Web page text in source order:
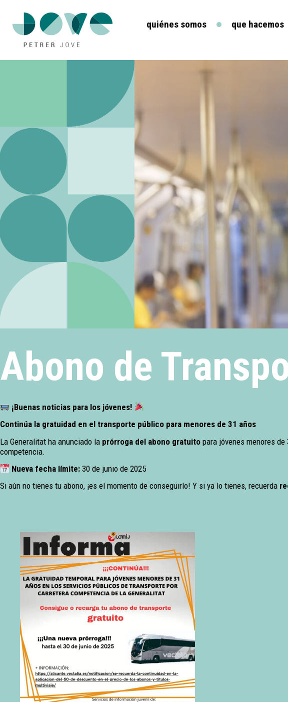
quiénes somos que hacemos
Abono de
¡Buenas noticias para los jóvenes!
Continúa la gratuidad en el transporte público para menores de 31 años
La Generalitat ha anunciado la prórroga del abono gratuito para jóvenes menores de
competencia.
Nueva fecha límite: 30 de junio de 2025
Si aún no tienes tu abono, ¡es el momento de conseguirlo! Y si ya lo tienes, recuerda